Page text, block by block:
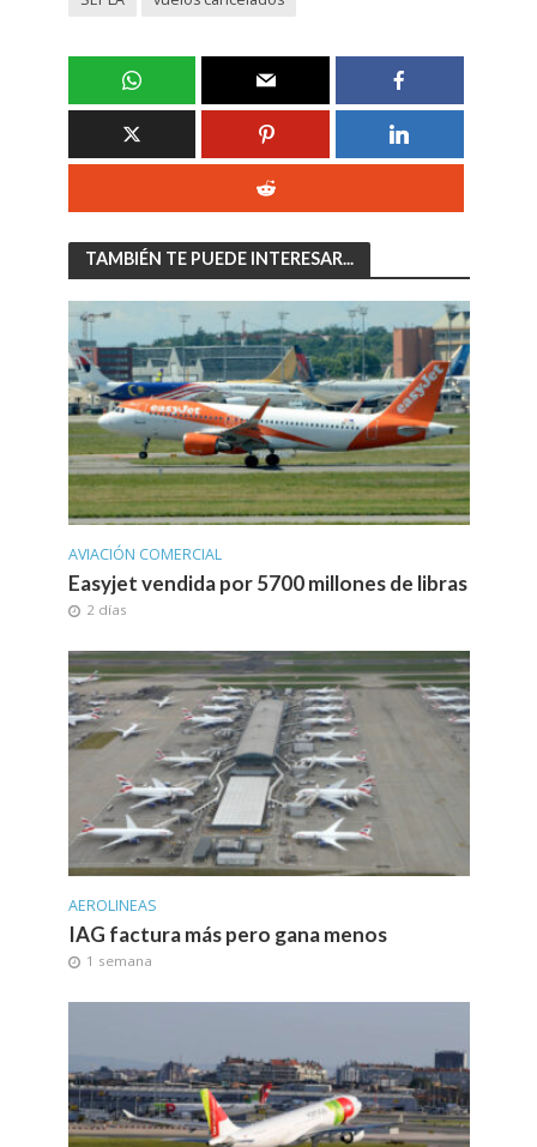
TAMBIÉN TE PUEDE INTERESAR...
AVIACIÓN COMERCIAL
Easyjet vendida por 5700 millones de libras
2 días
AEROLINEAS
IAG factura más pero gana menos
1 semana